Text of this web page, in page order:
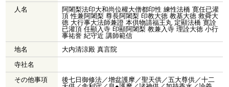
人名
阿闍梨法印大和尚位權大僧都印性 練性法橋 寛任已灌
頂 性兼阿闍梨 尊長阿闍梨 印教大徳 教基大徳 救舜大
徳 大行事大法師兼證 本供物請福王丸 定顯法橋 寛詮
已灌頂 任顯入寺 印顯阿闍梨 教兼入寺 理詮大徳 小行
事祐誉 紀守近 講師範信
地名
大内清涼殿 真言院
寺社名
その他事項
後七日御修法／增盆護摩／聖天供／五大尊供／十二